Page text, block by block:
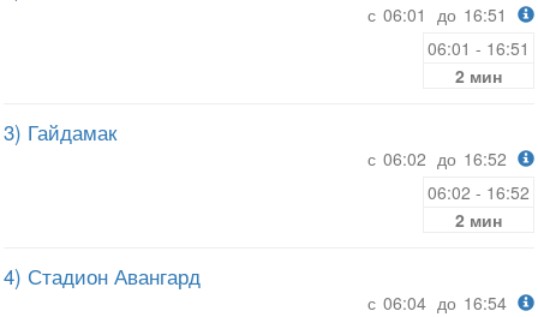
с 06:01 до 16:51
06:01 - 16:51
2 мин
3) Гайдамак
с 06:02 до 16:52
06:02 - 16:52
2 мин
4) Стадион Авангард
с 06:04 до 16:54